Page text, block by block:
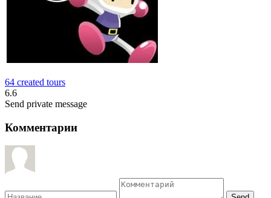
64 created tours
6.6
Send private message
Комментарии